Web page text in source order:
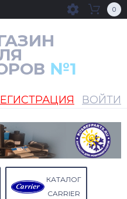
№1
0
ВОЙТИ
КАТАЛОГ
CARRIER